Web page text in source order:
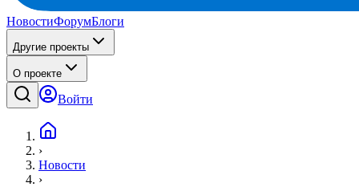
НовостиФорумБлоги
Другие проекты
О проекте
Войти
›
Новости
›